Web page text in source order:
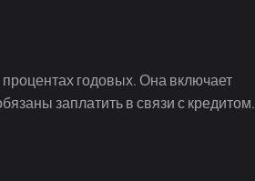
годовых. Она включает
заплатить в связи с кредитом.